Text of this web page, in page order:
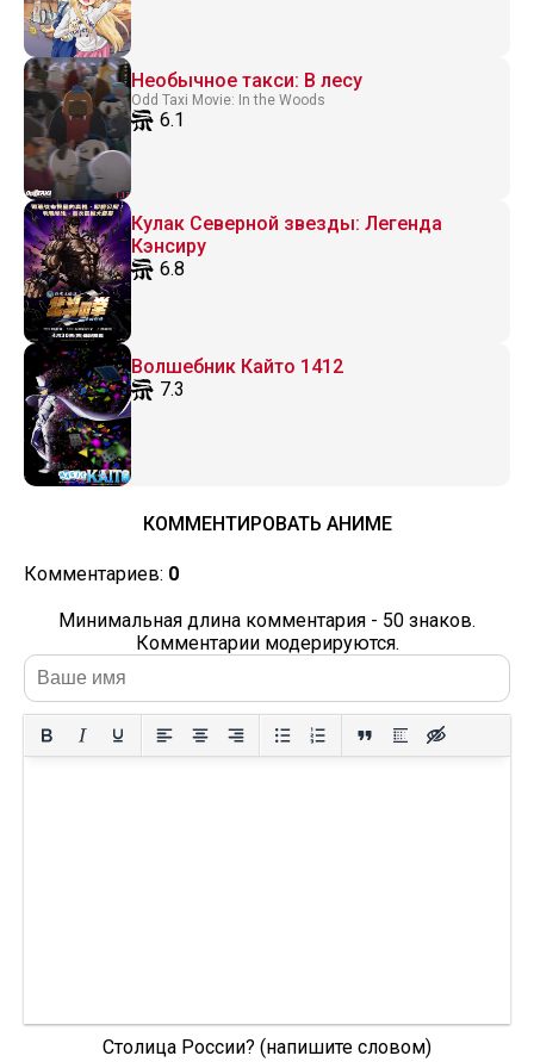
Необычное такси: В лесу
Odd Taxi Movie: In the Woods
6.1
Кулак Северной звезды: Легенда
Кэнсиру
6.8
Волшебник Кайто 1412
7.3
КОММЕНТИРОВАТЬ АНИМЕ
Комментариев: 0
Минимальная длина комментария - 50 знаков.
Комментарии модерируются.
Столица России? (напишите словом)